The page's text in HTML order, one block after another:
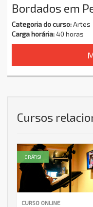
Bordados em
Categoria do curso:Artes
Carga horária:40 horas
Cursos
CURSO ONLINE
GRÁTIS!